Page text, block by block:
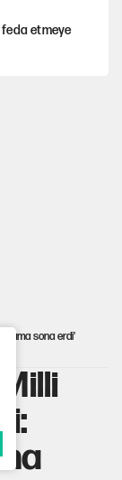
feda etmeye
ama sona erdi'